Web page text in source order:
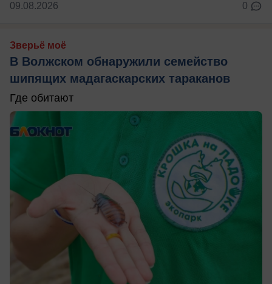
09.08.2026 0
Зверьё моё
В Волжском обнаружили семейство
шипящих мадагаскарских тараканов
Где обитают